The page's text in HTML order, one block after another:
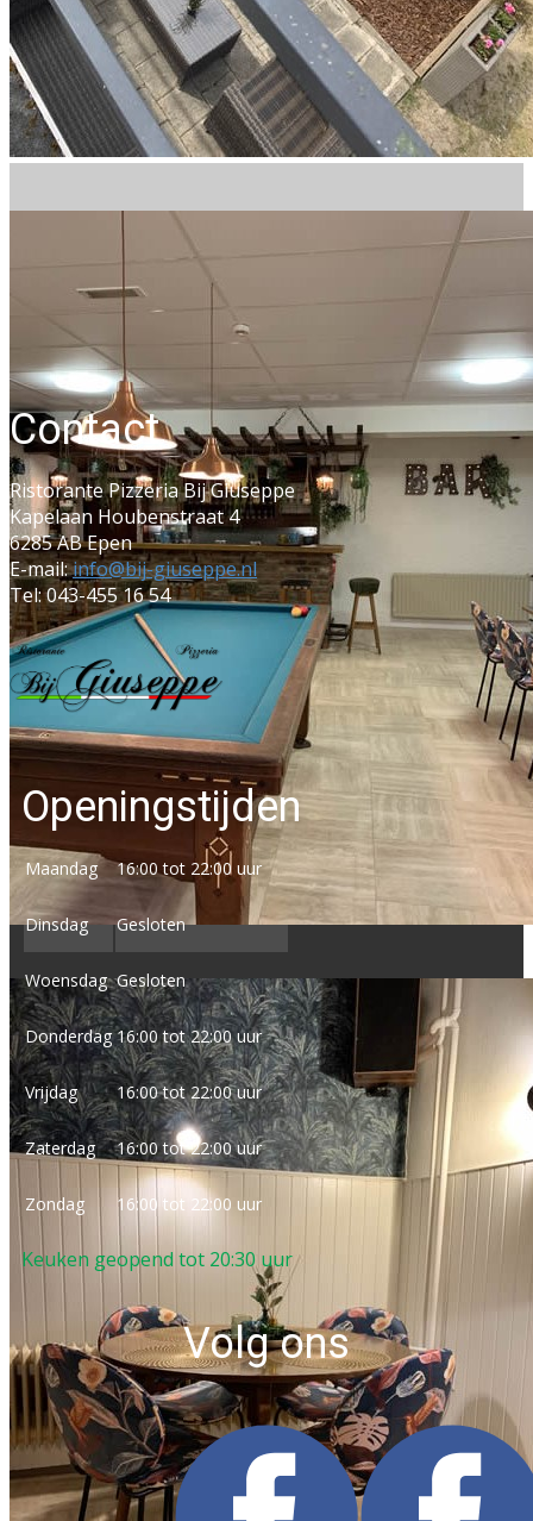
Co​ntact
Ristorante Pizzeria Bij Giuseppe
Kapelaan Houbenstraat 4
6285 AB Epen
E-mail:info@bij-giuseppe.nl
Tel: 043-455 16 54
Openingstijden
Maandag 16:00 tot 22:00 uur
Dinsdag Gesloten
Woensdag Gesloten
Donderdag 16:00 tot ​22:00 uur
Vrijdag 16:00 tot ​22:00 uur
Zaterdag 16:00 tot ​22:00 uur
Zondag 16:00 tot ​22:00 uur
Keuken geopend tot 20:30 uur
Volg ons